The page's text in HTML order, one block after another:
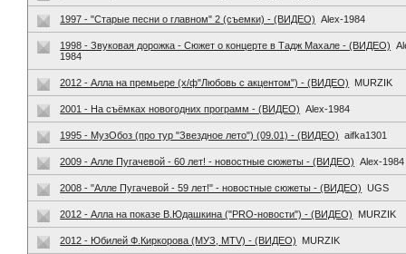
1997 - "Старые песни о главном" 2 (съемки) - (ВИДЕО) Alex-1984
1998 - Звуковая дорожка - Сюжет о концерте в Тадж Махале - (ВИДЕО)
1984
2012 - Алла на премьере (х/ф"Любовь с акцентом") - (ВИДЕО) MURZIK
2001 - На съёмках новогодних программ - (ВИДЕО) Alex-1984
1995 - МузОбоз (про тур "Звездное лето") (09.01) - (ВИДЕО) aifka1301
2009 - Алле Пугачевой - 60 лет! - новостные сюжеты - (ВИДЕО) Alex-1984
2008 - "Алле Пугачевой - 59 лет!" - новостные сюжеты - (ВИДЕО) UGS
2012 - Алла на показе В.Юдашкина ("PRO-новости") - (ВИДЕО) MURZIK
2012 - Юбилей Ф.Киркорова (МУЗ, MTV) - (ВИДЕО) MURZIK